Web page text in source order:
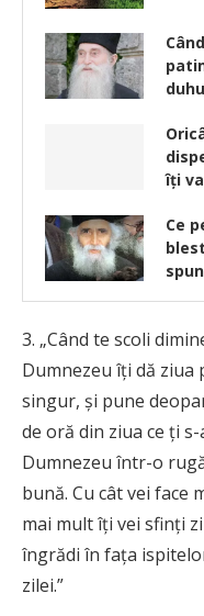
îţi
Ce
3. „Când te scoli
Dumnezeu îţi dă ziua
singur, şi pune
de oră din ziua ce ţi
Dumnezeu într-o
bună. Cu cât vei face
mai mult îţi vei sfinţi
îngrădi în faţa
zilei.”